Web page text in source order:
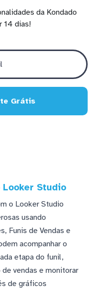
da Kondado
14 dias!
Grátis
Looker Studio
o Looker Studio
usando
Funis de Vendas e
acompanhar o
etapa do funil,
vendas e monitorar
de gráficos